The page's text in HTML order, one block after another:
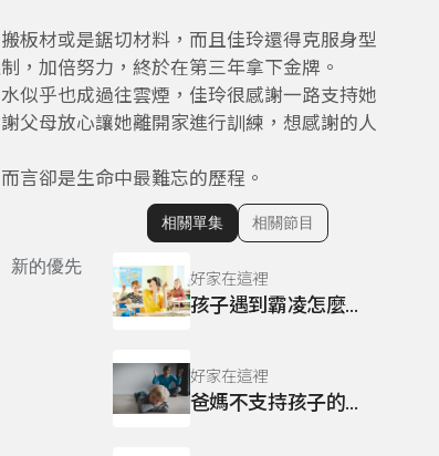
板材或是鋸切材料，而且佳玲還得克服身型
，加倍努力，終於在第三年拿下金牌。
似乎也成過往雲煙，佳玲很感謝一路支持她
父母放心讓她離開家進行訓練，想感謝的人
言卻是生命中最難忘的歷程。
新的優先
顯示相關單集
相關單集 相關節目
好家在這裡
孩子遇到霸凌怎麼辦?
好家在這裡
爸媽不支持孩子的理想